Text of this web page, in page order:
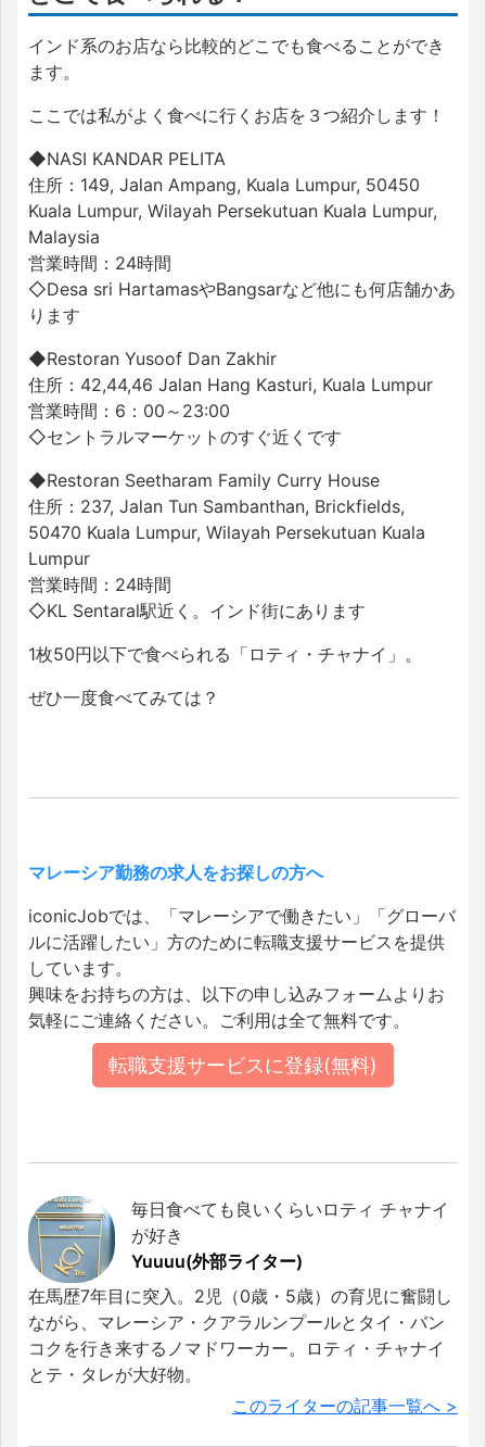
インド系のお店なら比較的どこでも食べることができ
ます。
ここでは私がよく食べに行くお店を３つ紹介します！
◆NASI KANDAR PELITA
住所：149, Jalan Ampang, Kuala Lumpur, 50450
Kuala Lumpur, Wilayah Persekutuan Kuala Lumpur,
Malaysia
営業時間：24時間
◇Desa sri HartamasやBangsarなど他にも何店舗かあ
ります
◆Restoran Yusoof Dan Zakhir
住所：42,44,46 Jalan Hang Kasturi, Kuala Lumpur
営業時間：6：00～23:00
◇セントラルマーケットのすぐ近くです
◆Restoran Seetharam Family Curry House
住所：237, Jalan Tun Sambanthan, Brickfields,
50470 Kuala Lumpur, Wilayah Persekutuan Kuala
Lumpur
営業時間：24時間
◇KL Sentaral駅近く。インド街にあります
1枚50円以下で食べられる「ロティ・チャナイ」。
ぜひ一度食べてみては？
マレーシア勤務の求人をお探しの方へ
iconicJobでは、「マレーシアで働きたい」「グローバ
ルに活躍したい」方のために転職支援サービスを提供
しています。
興味をお持ちの方は、以下の申し込みフォームよりお
気軽にご連絡ください。ご利用は全て無料です。
転職支援サービスに登録(無料)
毎日食べても良いくらいロティ チャナイ
が好き
Yuuuu(外部ライター)
在馬歴7年目に突入。2児（0歳・5歳）の育児に奮闘し
ながら、マレーシア・クアラルンプールとタイ・バン
コクを行き来するノマドワーカー。ロティ・チャナイ
とテ・タレが大好物。
このライターの記事一覧へ >